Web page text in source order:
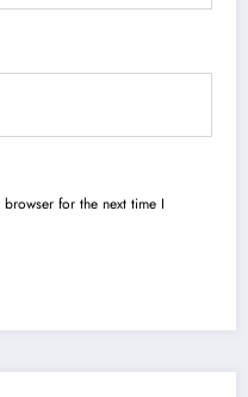
for the next time I